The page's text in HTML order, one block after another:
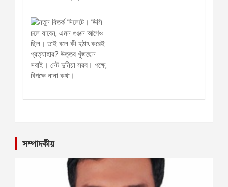
সম্পাদকীয়